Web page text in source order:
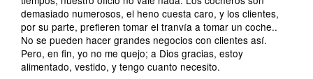
demasiado numerosos, el heno cuesta caro, y los clientes,
por su parte, prefieren tomar el tranvía a tomar un coche..
No se pueden hacer grandes negocios con clientes así.
Pero, en fin, yo no me quejo; a Dios gracias, estoy
alimentado, vestido, y tengo cuanto necesito.